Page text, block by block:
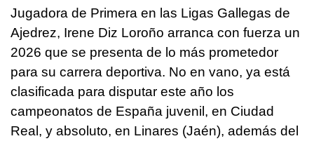
Jugadora de Primera en las Ligas Gallegas de
Ajedrez, Irene Diz Loroño arranca con fuerza un
2026 que se presenta de lo más prometedor
para su carrera deportiva. No en vano, ya está
clasificada para disputar este año los
campeonatos de España juvenil, en Ciudad
Real, y absoluto, en Linares (Jaén), además del